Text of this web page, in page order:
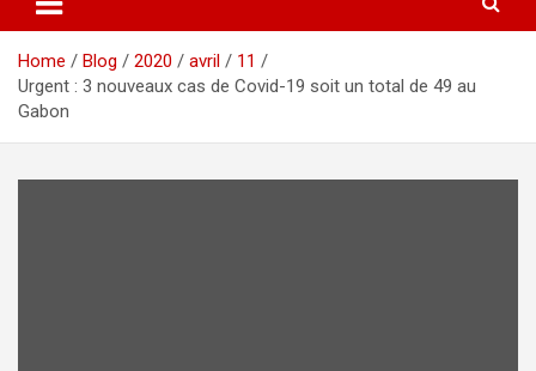
Home Blog 2020 avril
11
Urgent : 3 nouveaux cas de Covid-19 soit un total de 49 au
Gabon